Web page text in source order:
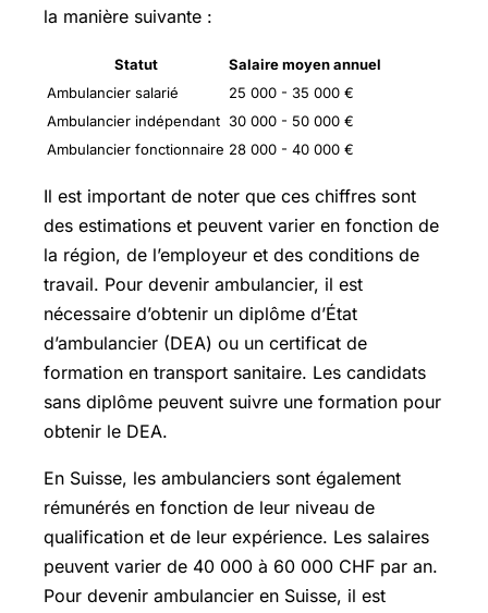
la manière suivante :
Statut
Salaire moyen annuel
Ambulancier salarié
25 000 - 35 000 €
Ambulancier indépendant 30 000 - 50 000 €
Ambulancier fonctionnaire 28 000 - 40 000 €
Il est important de noter que ces chiffres sont
des estimations et peuvent varier en fonction de
la région, de l’employeur et des conditions de
travail. Pour devenir ambulancier, il est
nécessaire d’obtenir un diplôme d’État
d’ambulancier (DEA) ou un certificat de
formation en transport sanitaire. Les candidats
sans diplôme peuvent suivre une formation pour
obtenir le DEA.
En Suisse, les ambulanciers sont également
rémunérés en fonction de leur niveau de
qualification et de leur expérience. Les salaires
peuvent varier de 40 000 à 60 000 CHF par an.
Pour devenir ambulancier en Suisse, il est